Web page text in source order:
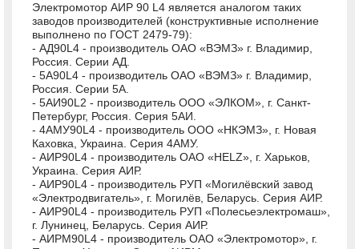
Электромотор АИР 90 L4 является аналогом таких
заводов производителей (конструктивные исполнение
выполнено по ГОСТ 2479-79):
- АД90L4 - производитель ОАО «ВЭМЗ» г. Владимир,
Россия. Серии АД.
- 5А90L4 - производитель ОАО «ВЭМЗ» г. Владимир,
Россия. Серии 5А.
- 5АИ90L2 - производитель ООО «ЭЛКОМ», г. Санкт-
Петербург, Россия. Серия 5АИ.
- 4АМУ90L4 - производитель ООО «НКЭМЗ», г. Новая
Каховка, Украина. Серия 4АМУ.
- АИР90L4 - производитель ОАО «HELZ», г. Харьков,
Украина. Серия АИР.
- АИР90L4 - производитель РУП «Могилёвский завод
«Электродвигатель», г. Могилёв, Беларусь. Серия АИР.
- АИР90L4 - производитель РУП «Полесьеэлектромаш»,
г. Лунинец, Беларусь. Серия АИР.
- АИРМ90L4 - производитель ОАО «Электромотор», г.